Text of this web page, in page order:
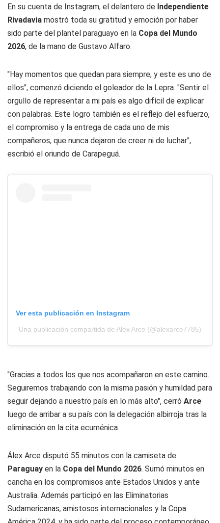
En su cuenta de Instagram, el delantero de Independiente
Rivadavia mostró toda su gratitud y emoción por haber
sido parte del plantel paraguayo en la Copa del Mundo
2026, de la mano de Gustavo Alfaro.
"Hay momentos que quedan para siempre, y este es uno de
ellos", comenzó diciendo el goleador de la Lepra. "Sentir el
orgullo de representar a mi país es algo difícil de explicar
con palabras. Este logro también es el reflejo del esfuerzo,
el compromiso y la entrega de cada uno de mis
compañeros, que nunca dejaron de creer ni de luchar",
escribió el oriundo de Carapeguá.
Ver esta publicación en Instagram
Una publicación compartida de Alex Arce (@alexarce7785)
"Gracias a todos los que nos acompañaron en este camino.
Seguiremos trabajando con la misma pasión y humildad para
seguir dejando a nuestro país en lo más alto", cerró Arce
luego de arribar a su país con la delegación albirroja tras la
eliminación en la cita ecuménica.
Álex Arce disputó 55 minutos con la camiseta de
Paraguay en la Copa del Mundo 2026. Sumó minutos en
cancha en los compromisos ante Estados Unidos y ante
Australia. Además participó en las Eliminatorias
Sudamericanas, amistosos internacionales y la Copa